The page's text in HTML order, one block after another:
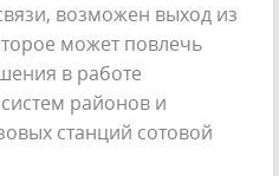
возможен выход из
может повлечь
в работе
районов и
станций сотовой